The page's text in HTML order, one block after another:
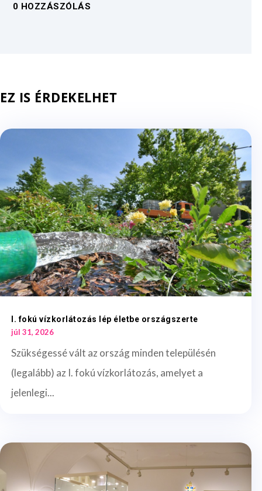
0 HOZZÁSZÓLÁS
EZ IS ÉRDEKELHET
I. fokú vízkorlátozás lép életbe országszerte
júl 31, 2026
Szükségessé vált az ország minden településén
(legalább) az I. fokú vízkorlátozás, amelyet a
jelenlegi...